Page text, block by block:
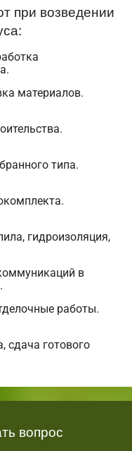
при возведении
материалов.
типа.
гидроизоляция,
в
работы.
сдача готового
вопрос